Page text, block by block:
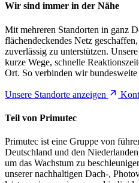
Wir sind immer in der Nähe
Mit mehreren Standorten in ganz
flächendeckendes Netz
zuverlässig zu unterstützen.
kurze Wege, schnelle
Ort. So verbinden wir
Unsere Standorte anzeigen
Teil von Primutec
Primutec ist eine Gruppe von
Deutschland und den
um das Wachstum zu
unserer nachhaltigen Dach-,